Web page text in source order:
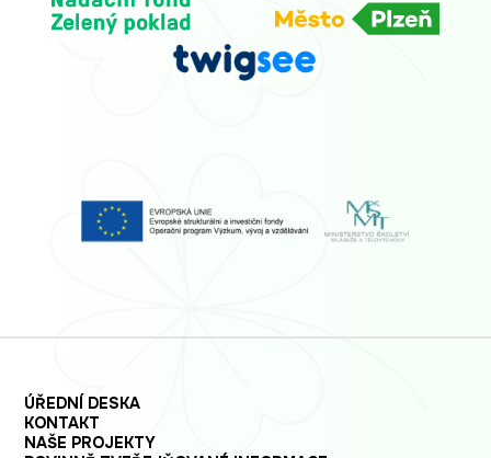
ÚŘEDNÍ DESKA
KONTAKT
NAŠE PROJEKTY